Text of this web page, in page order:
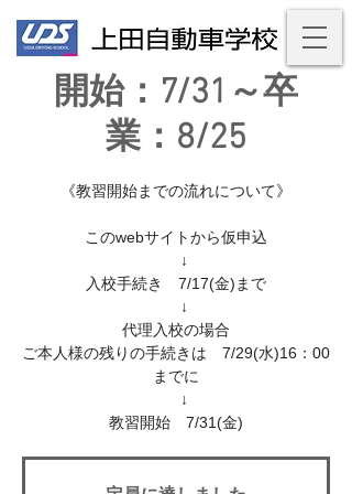
開始：7/31～卒
業：8/25
《教習開始までの流れについて》
このwebサイトから仮申込
↓
入校手続き 7/17(金)まで
↓
代理入校の場合
ご本人様の残りの手続きは 7/29(水)16：00
までに
↓
教習開始 7/31(金)